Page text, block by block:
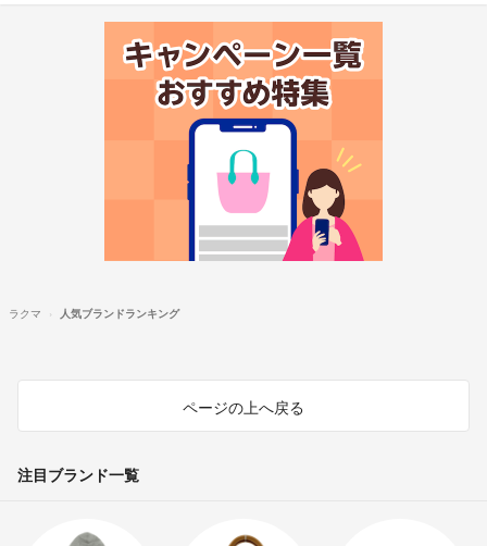
ラクマ 人気ブランドランキング
ページの上へ戻る
注目ブランド一覧